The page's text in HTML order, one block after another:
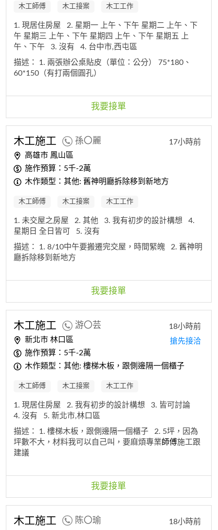
木工師傅 木工接案 木工工作
1. 現居住房屋
2. 星期一 上午、下午 星期二 上午、下
午 星期三 上午、下午 星期四 上午、下午 星期五 上
午、下午
3. 沒有
4. 台中市,西屯區
描述： 1. 兩張辦公桌貼皮（單位：公分） 75*180、
60*150（有打兩個圓孔）
我要接單
木工施工 孫〇麗
高雄市 鳳山區
施作預算：5千-2萬
木作類型：其他: 舊神明廳拆除移到新地方
17小時前
木工師傅 木工接案 木工工作
1. 未交屋之房屋 2. 其他 3. 我有初步的設計構想
4.
星期日 全日皆可
5. 沒有
描述： 1. 8/10中午要搬遷完交屋，時間緊魄
2. 舊神明
廳拆除移到新地方
我要接單
木工施工 游〇芸
新北市 林口區
施作預算：5千-2萬
木作類型：其他: 樓梯木板，跟側邊隔一個櫃子
18小時前
搶先接洽
木工師傅 木工接案 木工工作
1. 現居住房屋 2. 我有初步的設計構想
3. 皆可討論
4. 沒有
5. 新北市,林口區
描述： 1. 樓梯木板，跟側邊隔一個櫃子
2. 5坪，因為
坪數不大，材料我可以自己叫，要麻煩專業師傅施工跟
建議
我要接單
木工施工 陈〇瑜
18小時前